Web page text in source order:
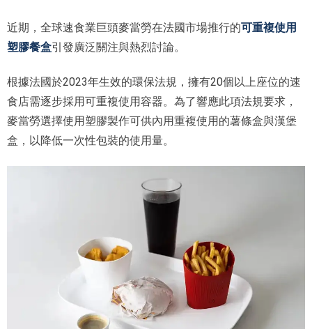
近期，全球速食業巨頭麥當勞在法國市場推行的可重複使用
塑膠餐盒引發廣泛關注與熱烈討論。
根據法國於2023年生效的環保法規，擁有20個以上座位的速
食店需逐步採用可重複使用容器。為了響應此項法規要求，
麥當勞選擇使用塑膠製作可供內用重複使用的薯條盒與漢堡
盒，以降低一次性包裝的使用量。